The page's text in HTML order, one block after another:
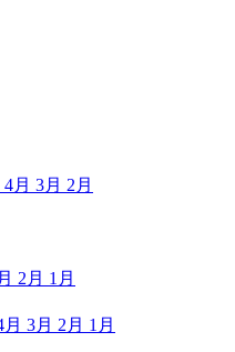
4月 3月 2月
2月 1月
月 3月 2月 1月